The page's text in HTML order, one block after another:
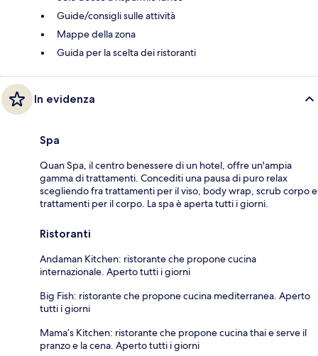
Guide/consigli sulle attività
Mappe della zona
Guida per la scelta dei ristoranti
In evidenza
Spa
Quan Spa, il centro benessere di un hotel, offre un'ampia
gamma di trattamenti. Concediti una pausa di puro relax
scegliendo fra trattamenti per il viso, body wrap, scrub corpo e
trattamenti per il corpo. La spa è aperta tutti i giorni.
Ristoranti
Andaman Kitchen: ristorante che propone cucina
internazionale. Aperto tutti i giorni
Big Fish: ristorante che propone cucina mediterranea. Aperto
tutti i giorni
Mama’s Kitchen: ristorante che propone cucina thai e serve il
pranzo e la cena. Aperto tutti i giorni